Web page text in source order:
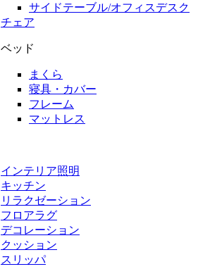
サイドテーブル/オフィスデスク
チェア
ベッド
まくら
寝具・カバー
フレーム
マットレス
インテリア照明
キッチン
リラクゼーション
フロアラグ
デコレーション
クッション
スリッパ